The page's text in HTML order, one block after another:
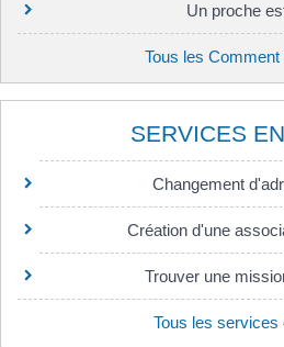
Un proche
Tous les
SERVICES
Changement
Création d'une
Trouver une
Tous les services